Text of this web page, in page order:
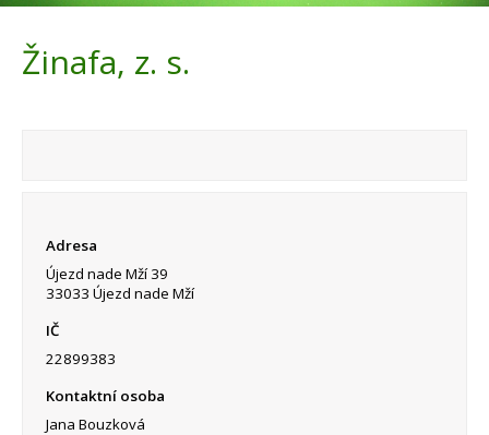
Žinafa, z. s.
Adresa
Újezd nade Mží 39
33033 Újezd nade Mží
IČ
22899383
Kontaktní osoba
Jana Bouzková